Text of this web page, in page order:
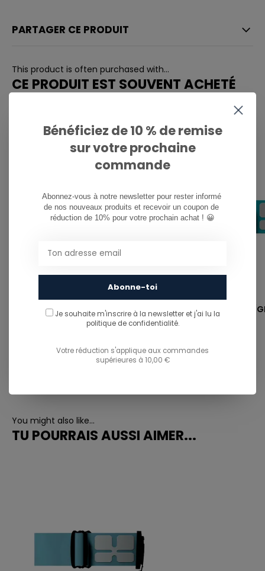
PARTAGER CE PRODUIT
This product is often purchased with...
CE PRODUIT EST SOUVENT ACHETÉ
XPR - STORM/SILVER LENS S3 STRAP - PETROL/
€15,00
You might also like...
TU POURRAIS AUSSI AIMER...
Bénéficiez de 10 % de remise
sur votre prochaine
commande
Abonnez-vous à notre newsletter pour rester informé
de nos nouveaux produits et recevoir un coupon de
réduction de 10% pour votre prochain achat ! 😀
Abonne-toi
Je souhaite m'inscrire à la newsletter et j'ai lu la
politique de confidentialité.
Votre réduction s'applique aux commandes
supérieures à 10,00 €